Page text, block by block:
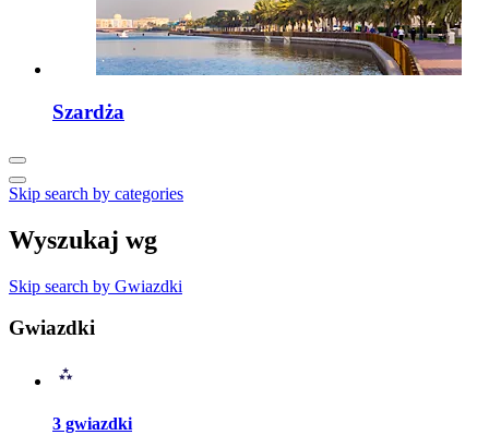
Szardża
Skip search by categories
Wyszukaj wg
Skip search by Gwiazdki
Gwiazdki
3 gwiazdki